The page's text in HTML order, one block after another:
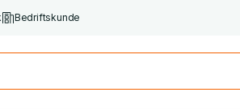
Bedriftskunde